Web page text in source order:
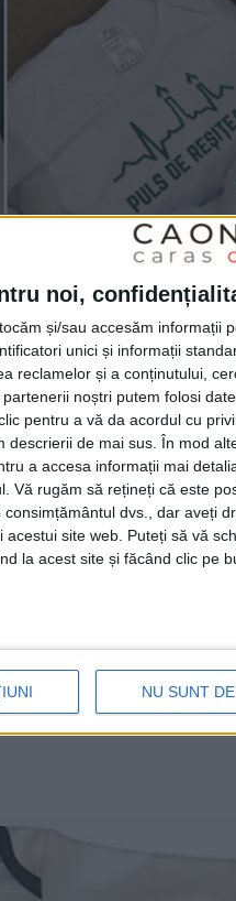
noi,
și/sau accesăm informații
unici și informații
reclamelor și a conținutului,
noștri putem folosi
pentru a vă da acordul cu
descrierii de mai sus. În mod
a accesa informații mai
Vă rugăm să rețineți că este
dvs., dar aveți
acestui site web. Puteți să vă
la acest site și făcând clic pe
NU SUNT
o hotărâre privind
Județean de Urgență
prin achiziționarea